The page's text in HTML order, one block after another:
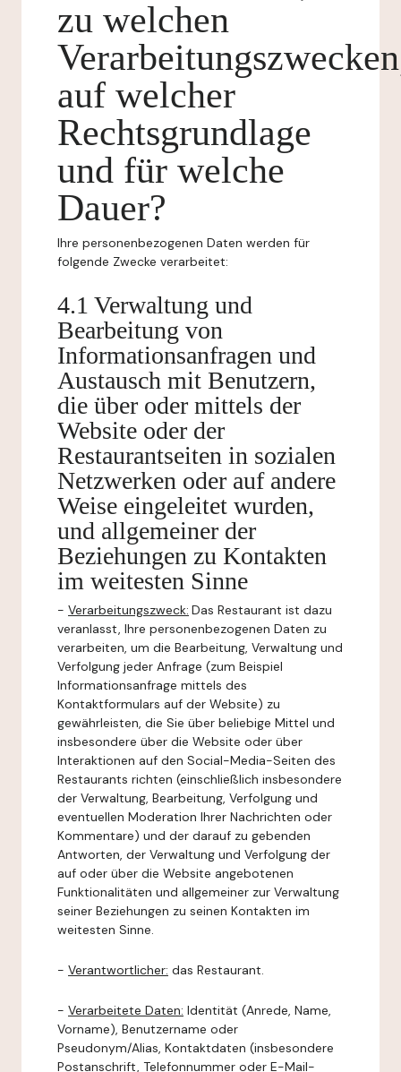
zu welchen
auf welcher
Rechtsgrundlage
und für welche
Dauer?
Ihre personenbezogenen Daten werden für
folgende Zwecke verarbeitet:
4.1 Verwaltung und
Bearbeitung von
Informationsanfragen und
Austausch mit Benutzern,
die über oder mittels der
Website oder der
Restaurantseiten in sozialen
Netzwerken oder auf andere
Weise eingeleitet wurden,
und allgemeiner der
Beziehungen zu Kontakten
im weitesten Sinne
- Verarbeitungszweck: Das Restaurant ist dazu
veranlasst, Ihre personenbezogenen Daten zu
verarbeiten, um die Bearbeitung, Verwaltung und
Verfolgung jeder Anfrage (zum Beispiel
Informationsanfrage mittels des
Kontaktformulars auf der Website) zu
gewährleisten, die Sie über beliebige Mittel und
insbesondere über die Website oder über
Interaktionen auf den Social-Media-Seiten des
Restaurants richten (einschließlich insbesondere
der Verwaltung, Bearbeitung, Verfolgung und
eventuellen Moderation Ihrer Nachrichten oder
Kommentare) und der darauf zu gebenden
Antworten, der Verwaltung und Verfolgung der
auf oder über die Website angebotenen
Funktionalitäten und allgemeiner zur Verwaltung
seiner Beziehungen zu seinen Kontakten im
weitesten Sinne.
- Verantwortlicher: das Restaurant.
- Verarbeitete Daten: Identität (Anrede, Name,
Vorname), Benutzername oder
Pseudonym/Alias, Kontaktdaten (insbesondere
Postanschrift, Telefonnummer oder E-Mail-